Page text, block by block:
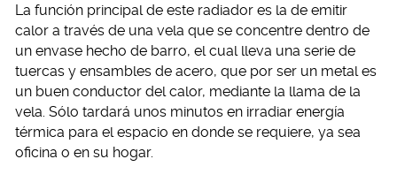
La función principal de este radiador es la de emitir
calor a través de una vela que se concentre dentro de
un envase hecho de barro, el cual lleva una serie de
tuercas y ensambles de acero, que por ser un metal es
un buen conductor del calor, mediante la llama de la
vela. Sólo tardará unos minutos en irradiar energía
térmica para el espacio en donde se requiere, ya sea
oficina o en su hogar.